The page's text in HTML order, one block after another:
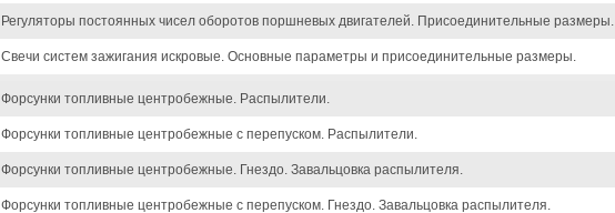
Регуляторы постоянных чисел оборотов поршневых двигателей. Присоединительные размеры.
Свечи систем зажигания искровые. Основные параметры и присоединительные размеры.
Форсунки топливные центробежные. Распылители.
Форсунки топливные центробежные с перепуском. Распылители.
Форсунки топливные центробежные. Гнездо. Завальцовка распылителя.
Форсунки топливные центробежные с перепуском. Гнездо. Завальцовка распылителя.